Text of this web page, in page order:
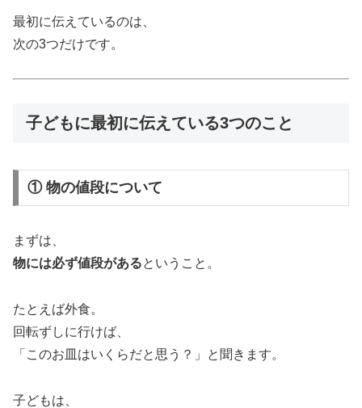
最初に伝えているのは、
次の3つだけです。
子どもに最初に伝えている3つのこと
① 物の値段について
まずは、
物には必ず値段があるということ。
たとえば外食。
回転ずしに行けば、
「このお皿はいくらだと思う？」と聞きます。
子どもは、